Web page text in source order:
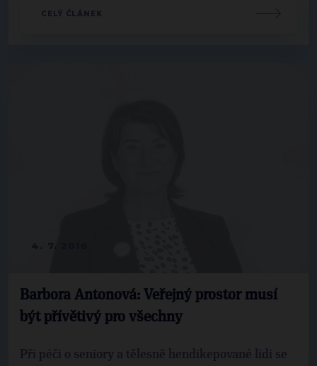
CELÝ ČLÁNEK
Barbora Antonová: Veřejný prostor musí
být přívětivý pro všechny
Při péči o seniory a tělesně hendikepované lidi se